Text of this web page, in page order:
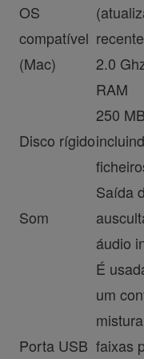
OS
compatível
(Mac)
2.0
RAM
Disco rígido
250
Som
Saída
áudio
Porta USB
É
um
faixas